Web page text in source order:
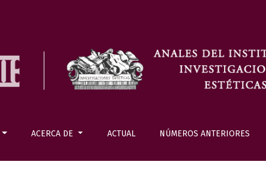
ACERCA DE ACTUAL NÚMEROS ANTERIORES